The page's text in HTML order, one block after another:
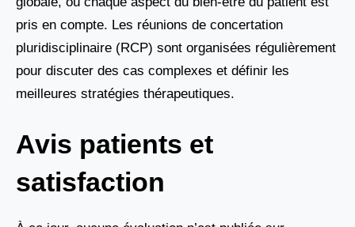
pris en compte. Les réunions de concertation
pluridisciplinaire (RCP) sont organisées régulièrement
pour discuter des cas complexes et définir les
meilleures stratégies thérapeutiques.
Avis patients et
satisfaction